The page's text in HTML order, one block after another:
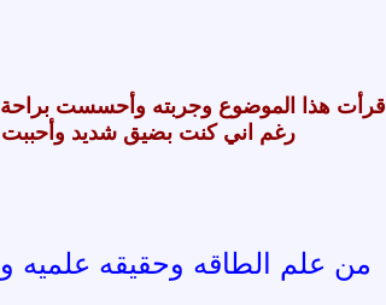
قرأت هذا الموضوع وجربته وأحسست براحة
رغم اني كنت بضيق شديد وأحببت
من علم الطاقه وحقيقه علميه